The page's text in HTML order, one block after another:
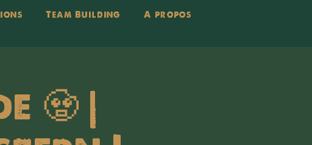
Team Building A propos
🧟 |